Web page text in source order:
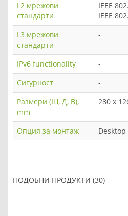
L2 мрежови
стандарти
IEEE
IEEE
L3 мрежови
стандарти
-
IPv6 functionality
-
Сигурност
-
Размери (Ш, Д, В),
mm
280 x
Опция за монтаж Desktop
ПОДОБНИ ПРОДУКТИ (30)